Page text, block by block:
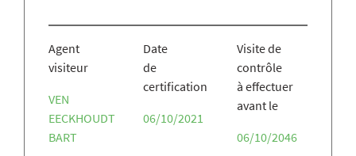
Agent
visiteur
VEN
EECKHOUDT
BART
Date
de
certification
06/10/2021
Visite de
contrôle
à effectuer
avant le
06/10/2046